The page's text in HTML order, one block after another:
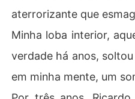
aterrorizante que
Minha loba interior,
verdade há anos,
em minha mente, um